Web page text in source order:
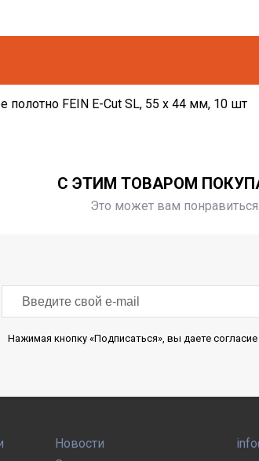
полотно FEIN E-Cut SL, 55 x 44 мм, 10 шт
С ЭТИМ ТОВАРОМ
Это может вам понравиться
Нажимая кнопку «Подписаться», вы даете
Новости